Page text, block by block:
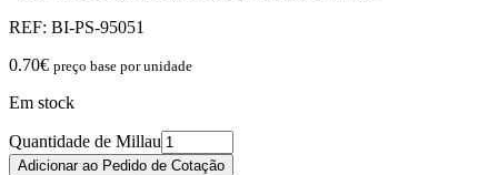
REF: BI-PS-95051
0.70€ preço base por unidade
Em stock
Quantidade de Millau
Adicionar ao Pedido de Cotação